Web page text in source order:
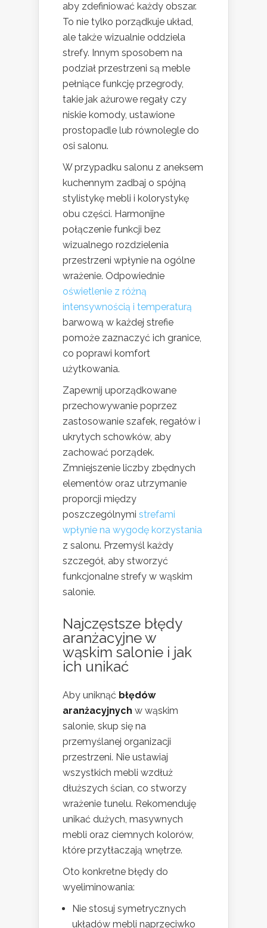
aby zdefiniować każdy obszar.
To nie tylko porządkuje układ,
ale także wizualnie oddziela
strefy. Innym sposobem na
podział przestrzeni są meble
pełniące funkcję przegrody,
takie jak ażurowe regały czy
niskie komody, ustawione
prostopadle lub równolegle do
osi salonu.
W przypadku salonu z aneksem
kuchennym zadbaj o spójną
stylistykę mebli i kolorystykę
obu części. Harmonijne
połączenie funkcji bez
wizualnego rozdzielenia
przestrzeni wpłynie na ogólne
wrażenie. Odpowiednie
oświetlenie z różną
intensywnością i temperaturą
barwową w każdej strefie
pomoże zaznaczyć ich granice,
co poprawi komfort
użytkowania.
Zapewnij uporządkowane
przechowywanie poprzez
zastosowanie szafek, regałów i
ukrytych schowków, aby
zachować porządek.
Zmniejszenie liczby zbędnych
elementów oraz utrzymanie
proporcji między
poszczególnymi strefami
wpłynie na wygodę korzystania
z salonu. Przemyśl każdy
szczegół, aby stworzyć
funkcjonalne strefy w wąskim
salonie.
Najczęstsze błędy
aranżacyjne w
wąskim salonie i jak
ich unikać
Aby uniknąć błędów
aranżacyjnych w wąskim
salonie, skup się na
przemyślanej organizacji
przestrzeni. Nie ustawiaj
wszystkich mebli wzdłuż
dłuższych ścian, co stworzy
wrażenie tunelu. Rekomenduję
unikać dużych, masywnych
mebli oraz ciemnych kolorów,
które przytłaczają wnętrze.
Oto konkretne błędy do
wyeliminowania:
Nie stosuj symetrycznych
układów mebli naprzeciwko